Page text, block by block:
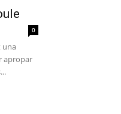
0
una
apropar